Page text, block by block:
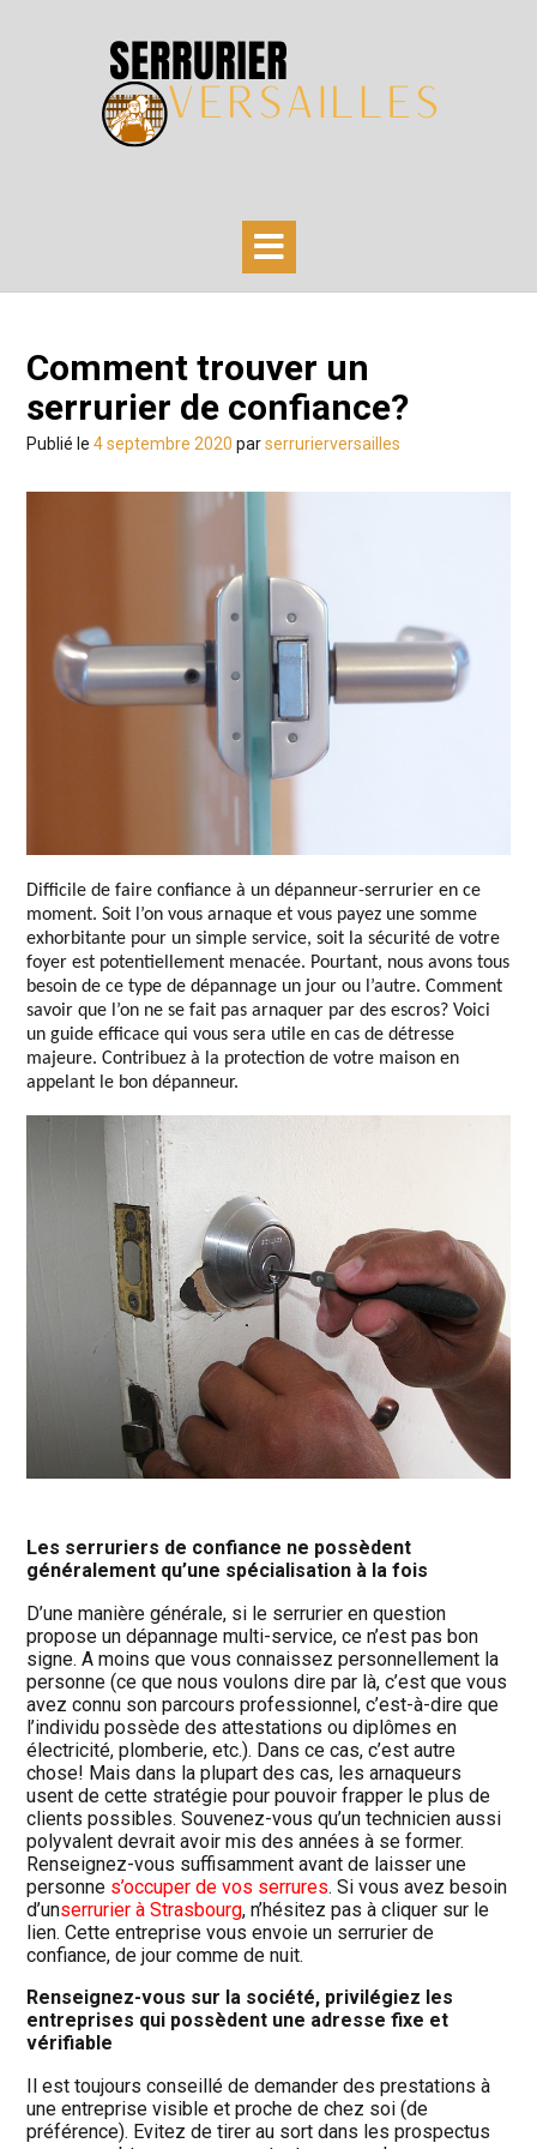
Comment trouver un
serrurier de confiance?
Publié le 4 septembre 2020 parserrurierversailles
Difficile de faire confiance à un dépanneur-serrurier en ce
moment. Soit l’on vous arnaque et vous payez une somme
exhorbitante pour un simple service, soit la sécurité de votre
foyer est potentiellement menacée. Pourtant, nous avons tous
besoin de ce type de dépannage un jour ou l’autre. Comment
savoir que l’on ne se fait pas arnaquer par des escros? Voici
un guide efficace qui vous sera utile en cas de détresse
majeure. Contribuez à la protection de votre maison en
appelant le bon dépanneur.
Les serruriers de confiance ne possèdent
généralement qu’une spécialisation à la fois
D’une manière générale, si le serrurier en question
propose un dépannage multi-service, ce n’est pas bon
signe. A moins que vous connaissez personnellement la
personne (ce que nous voulons dire par là, c’est que vous
avez connu son parcours professionnel, c’est-à-dire que
l’individu possède des attestations ou diplômes en
électricité, plomberie, etc.). Dans ce cas, c’est autre
chose! Mais dans la plupart des cas, les arnaqueurs
usent de cette stratégie pour pouvoir frapper le plus de
clients possibles. Souvenez-vous qu’un technicien aussi
polyvalent devrait avoir mis des années à se former.
Renseignez-vous suffisamment avant de laisser une
personne s’occuper de vos serrures. Si vous avez besoin
d’unserrurier à Strasbourg, n’hésitez pas à cliquer sur le
lien. Cette entreprise vous envoie un serrurier de
confiance, de jour comme de nuit.
Renseignez-vous sur la société, privilégiez les
entreprises qui possèdent une adresse fixe et
vérifiable
Il est toujours conseillé de demander des prestations à
une entreprise visible et proche de chez soi (de
préférence). Evitez de tirer au sort dans les prospectus